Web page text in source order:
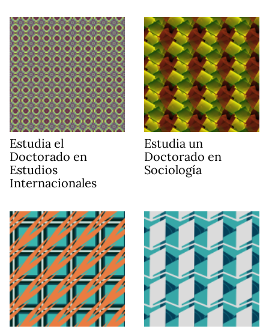
Estudia el
Doctorado en
Estudios
Internacionales
Estudia un
Doctorado en
Sociología